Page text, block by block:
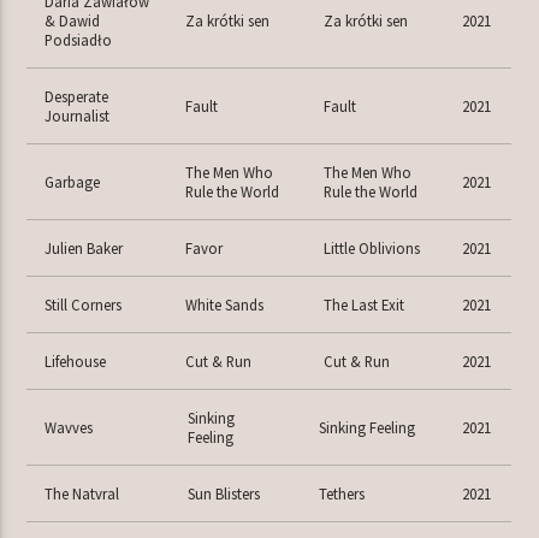
& Dawid
Podsiadło
Za krótki sen Za krótki sen 2021
Desperate
Journalist
Fault Fault 2021
Garbage
The Men Who
Rule the World
The Men Who
Rule the World
2021
Julien Baker Favor Little Oblivions 2021
Still Corners White Sands The Last Exit 2021
Lifehouse Cut & Run Cut & Run 2021
Wavves
Sinking
Feeling
Sinking Feeling 2021
The Natvral Sun Blisters Tethers 2021